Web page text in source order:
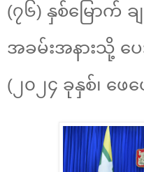
(၇၆) နှစ်မြောက် ခ
အခမ်းအနားသို့
(၂၀၂၄ ခုနှစ်၊ ဖေ